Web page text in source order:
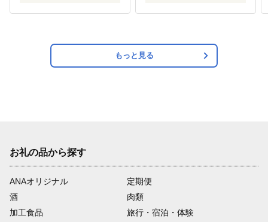
う 御中元 ギフト 御礼 化
御供 果物 くだもの フル
ーツ 】
もっと見る
お礼の品から探す
ANAオリジナル
定期便
酒
肉類
加工食品
旅行・宿泊・体験